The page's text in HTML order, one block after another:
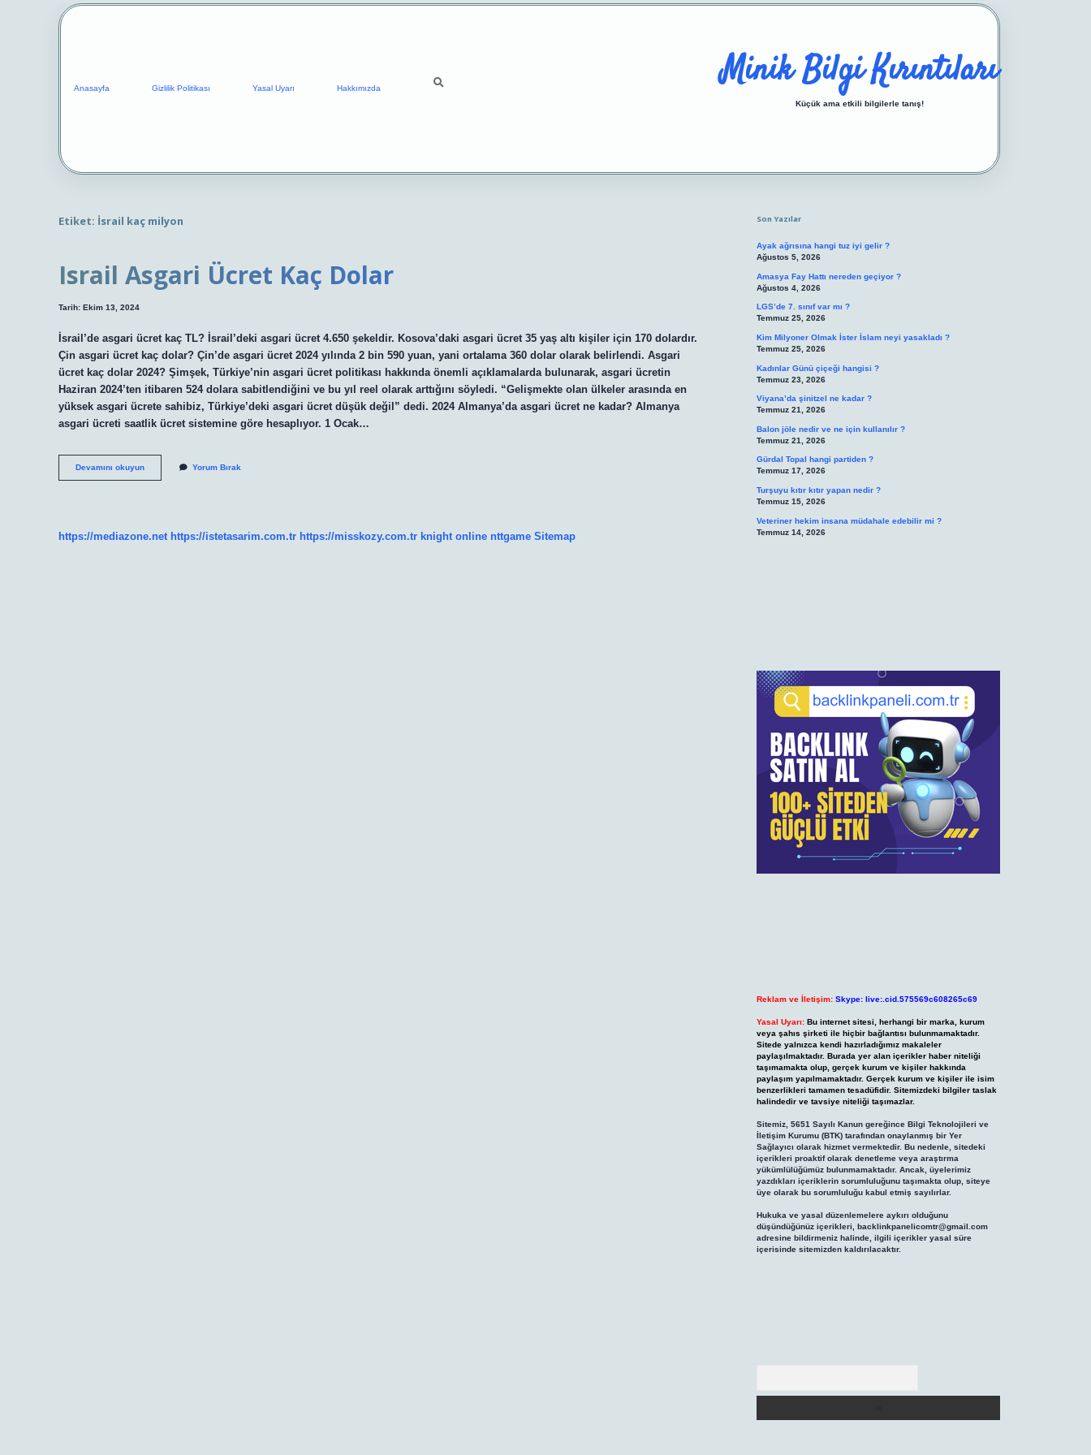
Anasayfa Gizlilik Politikası Yasal Uyarı Hakkımızda Minik Bilgi Kırıntıları
Küçük ama etkili bilgilerle tanış!
Etiket: İsrail kaç milyon
Israil Asgari Ücret Kaç Dolar
Tarih: Ekim 13, 2024
İsrail’de asgari ücret kaç TL? İsrail’deki asgari ücret 4.650 şekeldir. Kosova’daki asgari ücret 35 yaş altı kişiler için 170 dolardır.
Çin asgari ücret kaç dolar? Çin’de asgari ücret 2024 yılında 2 bin 590 yuan, yani ortalama 360 dolar olarak belirlendi. Asgari
ücret kaç dolar 2024? Şimşek, Türkiye’nin asgari ücret politikası hakkında önemli açıklamalarda bulunarak, asgari ücretin
Haziran 2024’ten itibaren 524 dolara sabitlendiğini ve bu yıl reel olarak arttığını söyledi. “Gelişmekte olan ülkeler arasında en
yüksek asgari ücrete sahibiz, Türkiye’deki asgari ücret düşük değil” dedi. 2024 Almanya’da asgari ücret ne kadar? Almanya
asgari ücreti saatlik ücret sistemine göre hesaplıyor. 1 Ocak…
Devamını okuyunIsrail
Asgari
Yorum Bırak
https://mediazone.net https://istetasarim.com.tr https://misskozy.com.tr knight online nttgame Sitemap
Son Yazılar
Ayak ağrısına hangi tuz iyi gelir ?
Ağustos 5, 2026
Amasya Fay Hattı nereden geçiyor ?
Ağustos 4, 2026
LGS’de 7. sınıf var mı ?
Temmuz 25, 2026
Kim Milyoner Olmak İster İslam neyi yasakladı ?
Temmuz 25, 2026
Kadınlar Günü çiçeği hangisi ?
Temmuz 23, 2026
Viyana’da şinitzel ne kadar ?
Temmuz 21, 2026
Balon jöle nedir ve ne için kullanılır ?
Temmuz 21, 2026
Gürdal Topal hangi partiden ?
Temmuz 17, 2026
Turşuyu kıtır kıtır yapan nedir ?
Temmuz 15, 2026
Veteriner hekim insana müdahale edebilir mi ?
Temmuz 14, 2026
Reklam ve İletişim: Skype: live:.cid.575569c608265c69
Yasal Uyarı: Bu internet sitesi, herhangi bir marka, kurum
veya şahıs şirketi ile hiçbir bağlantısı bulunmamaktadır.
Sitede yalnızca kendi hazırladığımız makaleler
paylaşılmaktadır. Burada yer alan içerikler haber niteliği
taşımamakta olup, gerçek kurum ve kişiler hakkında
paylaşım yapılmamaktadır. Gerçek kurum ve kişiler ile isim
benzerlikleri tamamen tesadüfidir. Sitemizdeki bilgiler taslak
halindedir ve tavsiye niteliği taşımazlar.
Sitemiz, 5651 Sayılı Kanun gereğince Bilgi Teknolojileri ve
İletişim Kurumu (BTK) tarafından onaylanmış bir Yer
Sağlayıcı olarak hizmet vermektedir. Bu nedenle, sitedeki
içerikleri proaktif olarak denetleme veya araştırma
yükümlülüğümüz bulunmamaktadır. Ancak, üyelerimiz
yazdıkları içeriklerin sorumluluğunu taşımakta olup, siteye
üye olarak bu sorumluluğu kabul etmiş sayılırlar.
Hukuka ve yasal düzenlemelere aykırı olduğunu
düşündüğünüz içerikleri, backlinkpanelicomtr@gmail.com
adresine bildirmeniz halinde, ilgili içerikler yasal süre
içerisinde sitemizden kaldırılacaktır.